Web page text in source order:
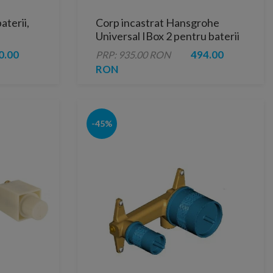
Corp incastrat Hansgrohe
Universal IBox 2 pentru baterii
incastrate
PRP: 935.00 RON
494.00
RON
-45%